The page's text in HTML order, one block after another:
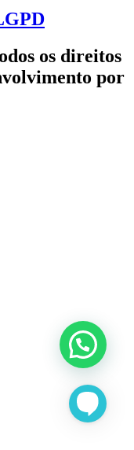
os direitos
por